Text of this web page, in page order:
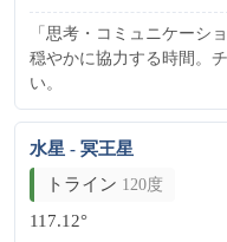
「思考・コミュニケーシ
穏やかに協力する時間。
い。
水星 - 冥王星
トライン 120度
117.12°